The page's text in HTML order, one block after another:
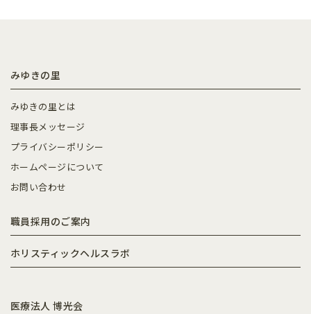
みゆきの里
みゆきの里とは
理事長メッセージ
プライバシーポリシー
ホームページについて
お問い合わせ
職員採用のご案内
ホリスティックヘルスラボ
医療法人 博光会